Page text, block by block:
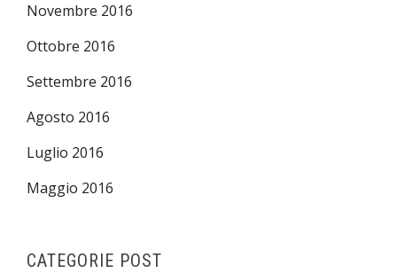
Novembre 2016
Ottobre 2016
Settembre 2016
Agosto 2016
Luglio 2016
Maggio 2016
CATEGORIE POST